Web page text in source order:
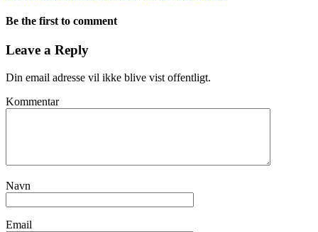
Be the first to comment
Leave a Reply
Din email adresse vil ikke blive vist offentligt.
Kommentar
Navn
Email